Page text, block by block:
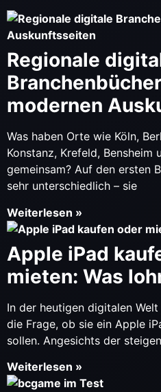
Regionale
modernen
Was haben Orte wie Köln,
Konstanz, Krefeld, Bensheim
gemeinsam? Auf den ersten
sehr unterschiedlich – sie
Weiterlesen »
Apple iPad
mieten: Was
In der heutigen digitalen
die Frage, ob sie ein Apple
sollen. Angesichts der
Weiterlesen »